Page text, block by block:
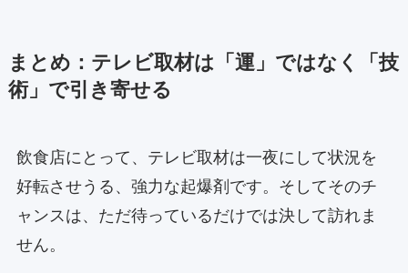
まとめ：テレビ取材は「運」ではなく「技
術」で引き寄せる
飲食店にとって、テレビ取材は一夜にして状況を
好転させうる、強力な起爆剤です。そしてそのチ
ャンスは、ただ待っているだけでは決して訪れま
せん。